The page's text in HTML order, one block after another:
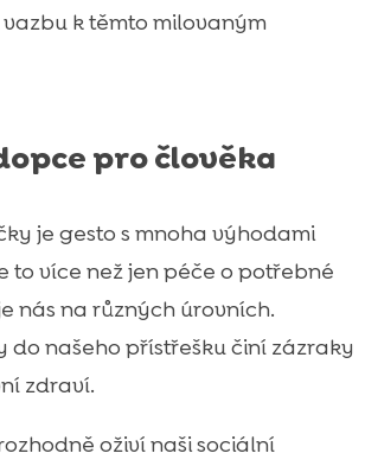
k těmto milovaným
pro člověka
je gesto s mnoha výhodami
to více než jen péče o potřebné
nás na různých úrovních.
do našeho přístřešku činí zázraky
zdraví.
oživí naši sociální